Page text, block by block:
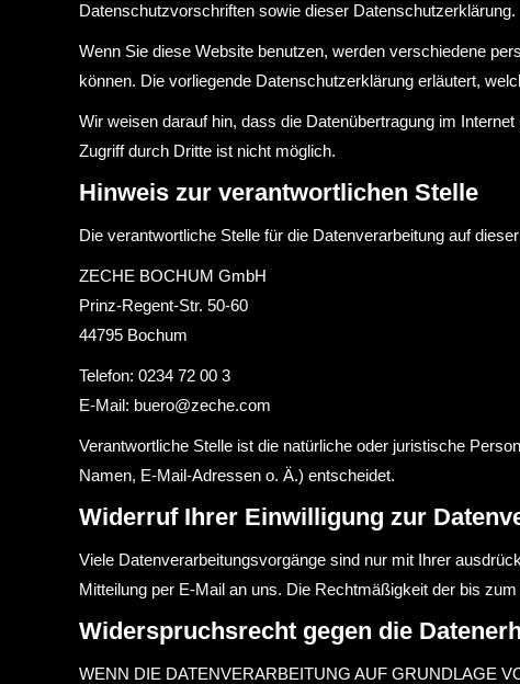
Datenschutzvorschriften sowie dieser Datenschutzerklärung.
Wenn Sie diese Website benutzen, werden verschiedene
können. Die vorliegende Datenschutzerklärung erläutert,
Wir weisen darauf hin, dass die Datenübertragung im
Zugriff durch Dritte ist nicht möglich.
Hinweis zur verantwortlichen Stelle
Die verantwortliche Stelle für die Datenverarbeitung auf
ZECHE BOCHUM GmbH
Prinz-Regent-Str. 50-60
44795 Bochum
Telefon: 0234 72 00 3
E-Mail: buero@zeche.com
Verantwortliche Stelle ist die natürliche oder juristische
Namen, E-Mail-Adressen o. Ä.) entscheidet.
Widerruf Ihrer Einwilligung zur
Viele Datenverarbeitungsvorgänge sind nur mit Ihrer
Mitteilung per E-Mail an uns. Die Rechtmäßigkeit der bis
Widerspruchsrecht gegen die
WENN DIE DATENVERARBEITUNG AUF GRUNDLAGE